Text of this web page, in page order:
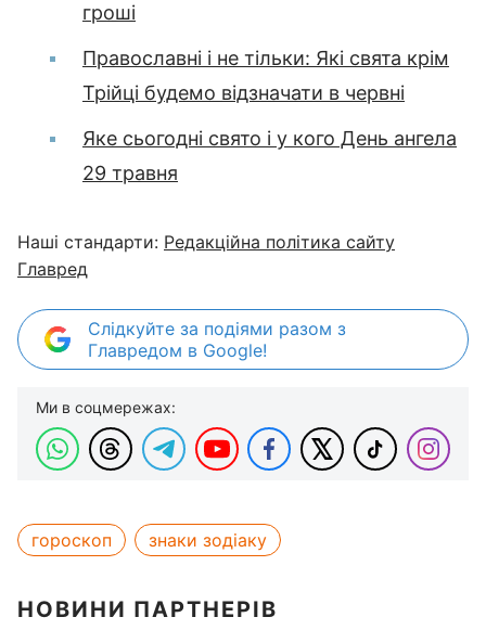
гроші
Православні і не тільки: Які свята крім
Трійці будемо відзначати в червні
Яке сьогодні свято і у кого День ангела
29 травня
Наші стандарти: Редакційна політика сайту
Главред
Слідкуйте за подіями разом з
Главредом в Google!
Ми в соцмережах:
гороскоп знаки зодіаку
НОВИНИ ПАРТНЕРІВ